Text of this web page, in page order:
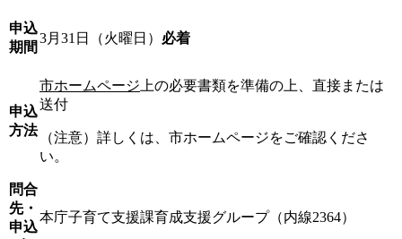
申込
期間
3月31日（火曜日） 必着
申込
方法
市ホームページ 上の必要書類を準備の上、直接または
送付
（注意）詳しくは、市ホームページをご確認くださ
い。
問合
先・
申込
本庁子育て支援課育成支援グループ（内線2364）